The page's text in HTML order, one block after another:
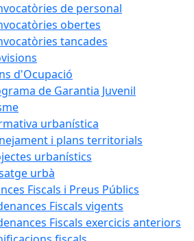
de personal
obertes
tancades
d'Ocupació
de Garantia Juvenil
urbanística
i plans territorials
urbanístics
urbà
Fiscals i Preus Públics
Fiscals vigents
Fiscals exercicis anteriors